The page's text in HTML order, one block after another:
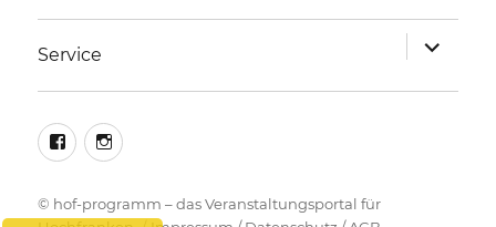
Service
anzeigen
facebookinstagram
© hof-programm – das Veranstaltungsportal für